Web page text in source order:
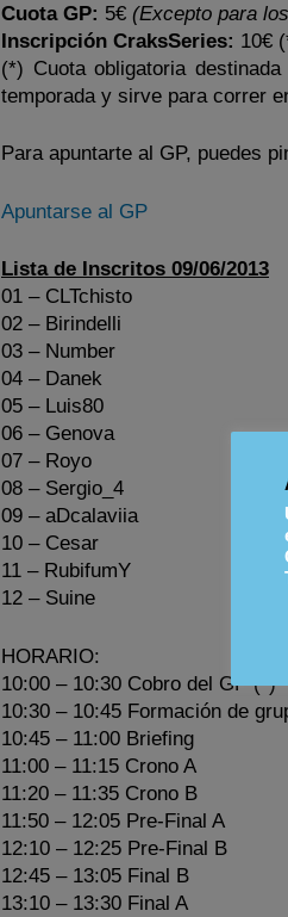
Cuota GP: 5€ (Excepto para
Inscripción CraksSeries: 10€
(*) Cuota obligatoria
temporada y sirve para correr
Para apuntarte al GP, puedes
Apuntarse al GP
Lista de Inscritos 09/06/2013
01 – CLTchisto
02 – Birindelli
03 – Number
04 – Danek
05 – Luis80
06 – Genova
07 – Royo
08 – Sergio_4
09 – aDcalaviia
10 – Cesar
11 – RubifumY
12 – Suine
HORARIO:
10:00 – 10:30 Cobro del GP (*)
10:30 – 10:45 Formación de
10:45 – 11:00 Briefing
11:00 – 11:15 Crono A
11:20 – 11:35 Crono B
11:50 – 12:05 Pre-Final A
12:10 – 12:25 Pre-Final B
12:45 – 13:05 Final B
13:10 – 13:30 Final A